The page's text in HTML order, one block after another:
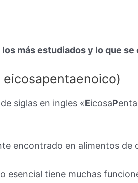
más estudiados y lo que
eicosapentaenoico)
siglas en ingles «EicosaP
encontrado en alimentos de
esencial tiene muchas